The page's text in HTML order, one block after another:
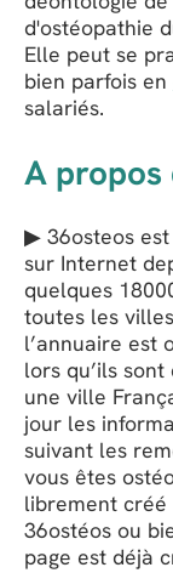
d'ostéopathie
Elle peut se
bien parfois en
salariés.
A propos
▶ 36osteos
sur Internet
quelques
toutes les
l’annuaire est
lors qu’ils
une ville
jour les
suivant les
vous êtes
librement
36ostéos ou
page est déjà